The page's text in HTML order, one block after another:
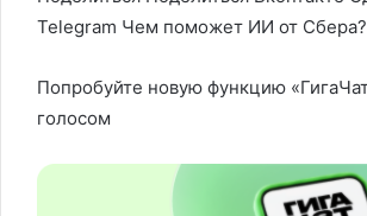
Telegram Чем поможет ИИ от Сбера?
Попробуйте новую функцию
голосом